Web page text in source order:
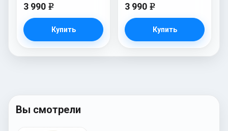
3 990 e
Купить
3 990 e
Купить
Вы смотрели